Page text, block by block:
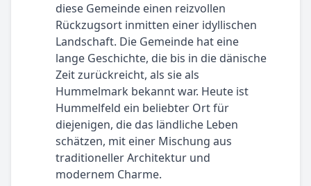
diese Gemeinde einen reizvollen
Rückzugsort inmitten einer idyllischen
Landschaft. Die Gemeinde hat eine
lange Geschichte, die bis in die dänische
Zeit zurückreicht, als sie als
Hummelmark bekannt war. Heute ist
Hummelfeld ein beliebter Ort für
diejenigen, die das ländliche Leben
schätzen, mit einer Mischung aus
traditioneller Architektur und
modernem Charme.